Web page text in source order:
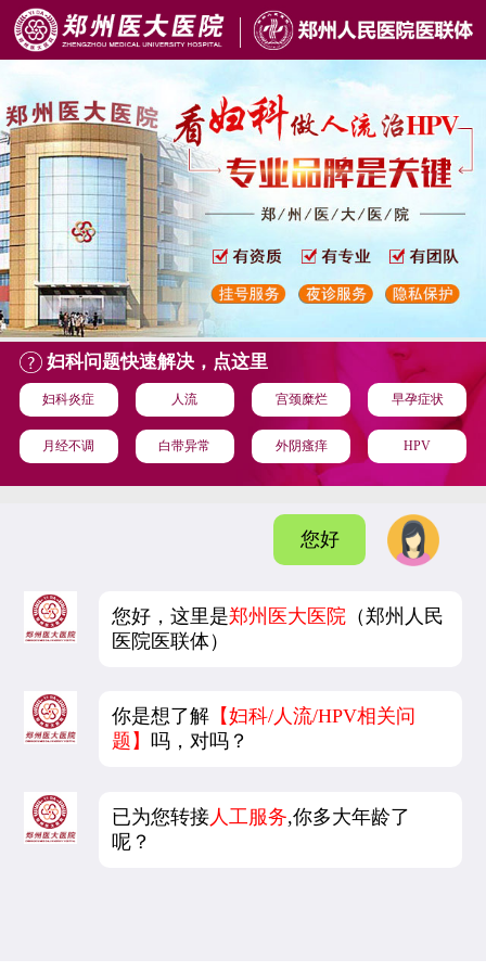
妇科问题快速解决，点这里
妇科炎症 人流 宫颈糜烂 早孕症状
月经不调 白带异常 外阴瘙痒 HPV
您好
您好，这里是郑州医大医院 （郑州人民
医院医联体）
你是想了解 【妇科/人流/HPV相关问
题】吗，对吗？
已为您转接 人工服务,你多大年龄了
呢？